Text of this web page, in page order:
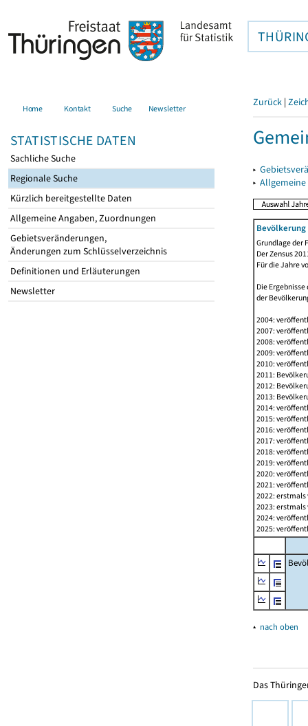
Home Kontakt Suche Newsletter
STATISTISCHE DATEN
Sachliche Suche
Regionale Suche
Kürzlich bereitgestellte Daten
Allgemeine Angaben, Zuordnungen
Gebietsveränderungen,
Änderungen zum Schlüsselverzeichnis
Definitionen und Erläuterungen
Newsletter
Zurück |
▸
▸
Grundlage der
Der Zensus
Für die Jahre
Die
der
2004:
2007:
2008:
2009:
2010:
2011:
2012:
2013:
2014:
2015:
2016:
2017:
2018:
2019:
2020:
2021:
2022:
2023:
2024:
2025:
▴ nach oben
Das